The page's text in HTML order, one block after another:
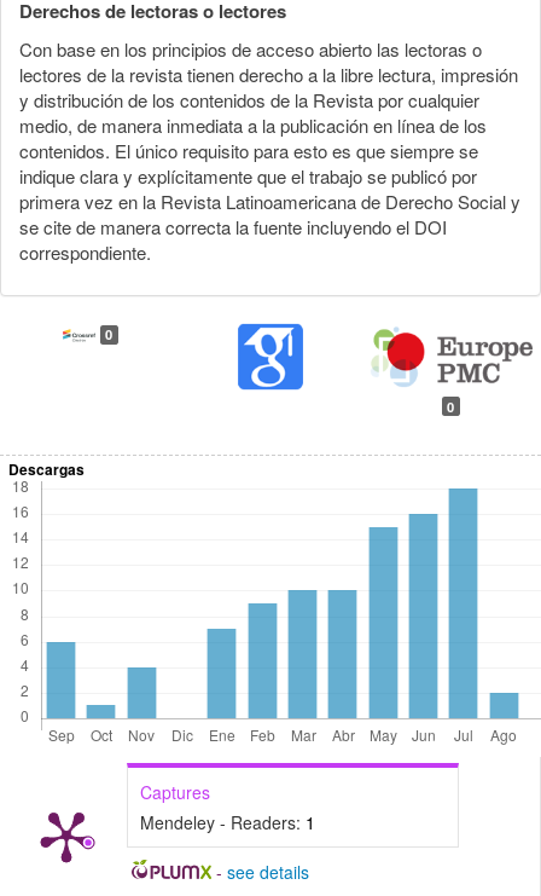
Derechos de lectoras o lectores
Con base en los principios de acceso abierto las lectoras o
lectores de la revista tienen derecho a la libre lectura, impresión
y distribución de los contenidos de la Revista por cualquier
medio, de manera inmediata a la publicación en línea de los
contenidos. El único requisito para esto es que siempre se
indique clara y explícitamente que el trabajo se publicó por
primera vez en la Revista Latinoamericana de Derecho Social y
se cite de manera correcta la fuente incluyendo el DOI
correspondiente.
0
0
Descargas
Captures
Mendeley - Readers: 1
- see details